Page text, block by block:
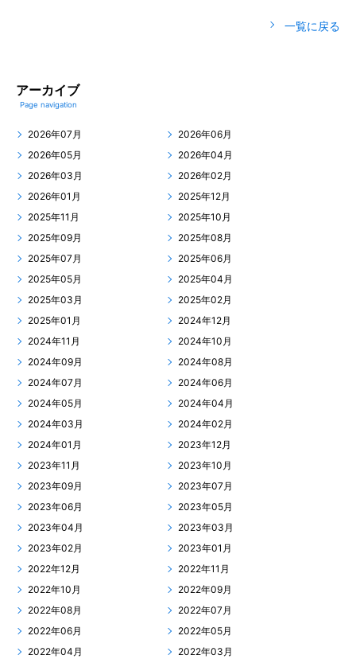
一覧に戻る
アーカイブ
Page navigation
2026年07月
2026年06月
2026年05月
2026年04月
2026年03月
2026年02月
2026年01月
2025年12月
2025年11月
2025年10月
2025年09月
2025年08月
2025年07月
2025年06月
2025年05月
2025年04月
2025年03月
2025年02月
2025年01月
2024年12月
2024年11月
2024年10月
2024年09月
2024年08月
2024年07月
2024年06月
2024年05月
2024年04月
2024年03月
2024年02月
2024年01月
2023年12月
2023年11月
2023年10月
2023年09月
2023年07月
2023年06月
2023年05月
2023年04月
2023年03月
2023年02月
2023年01月
2022年12月
2022年11月
2022年10月
2022年09月
2022年08月
2022年07月
2022年06月
2022年05月
2022年04月
2022年03月